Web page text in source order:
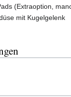
(Extraoption,
mit Kugelgelenk